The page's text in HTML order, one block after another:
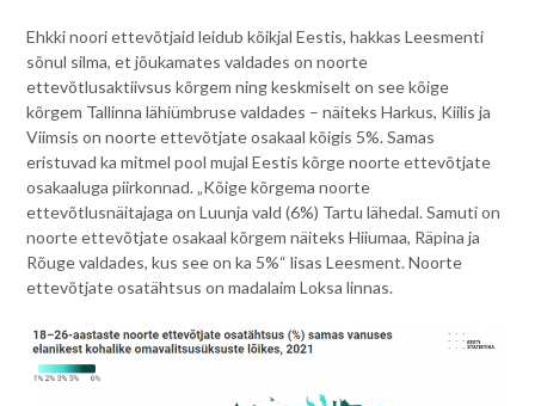
Ehkki noori ettevõtjaid leidub kõikjal Eestis, hakkas Leesmenti
sõnul silma, et jõukamates valdades on noorte
ettevõtlusaktiivsus kõrgem ning keskmiselt on see kõige
kõrgem Tallinna lähiümbruse valdades – näiteks Harkus, Kiilis ja
Viimsis on noorte ettevõtjate osakaal kõigis 5%. Samas
eristuvad ka mitmel pool mujal Eestis kõrge noorte ettevõtjate
osakaaluga piirkonnad. „Kõige kõrgema noorte
ettevõtlusnäitajaga on Luunja vald (6%) Tartu lähedal. Samuti on
noorte ettevõtjate osakaal kõrgem näiteks Hiiumaa, Räpina ja
Rõuge valdades, kus see on ka 5%“ lisas Leesment. Noorte
ettevõtjate osatähtsus on madalaim Loksa linnas.